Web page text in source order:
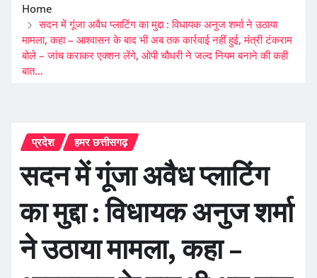
Home
सदन में गूंजा अवैध प्लाटिंग का मुद्दा : विधायक अनुज शर्मा ने उठाया
मामला, कहा – आश्वासन के बाद भी अब तक कार्रवाई नहीं हुई, मंत्री टंकराम
बोले – जांच कराकर एक्शन लेंगे, ओपी चौधरी ने जल्द नियम बनाने की कही
बात…
प्रदेश हमर छत्तीसगढ़
सदन में गूंजा अवैध प्लाटिंग
का मुद्दा : विधायक अनुज शर्मा
ने उठाया मामला, कहा –